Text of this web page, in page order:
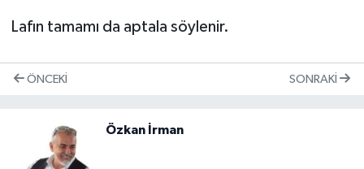
Lafın tamamı da aptala söylenir.
ÖNCEKI SONRAKI
Özkan İrman